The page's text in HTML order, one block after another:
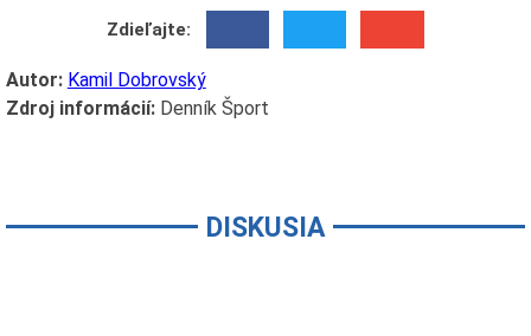
Zdieľajte:
Autor: Kamil Dobrovský
Zdroj informácií:Denník Šport
DISKUSIA